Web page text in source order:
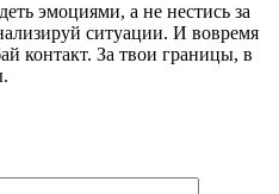
эмоциями, а не нестись за
ситуации. И вовремя
контакт. За твои границы, в